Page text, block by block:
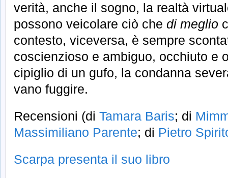
verità, anche il sogno, la realtà
possono veicolare ciò che di meglio
contesto, viceversa, è sempre
coscienzioso e ambiguo, occhiuto e
cipiglio di un gufo, la condanna
vano fuggire.
Recensioni (di Tamara Baris; di
Massimiliano Parente; di Pietro
Scarpa presenta il suo libro